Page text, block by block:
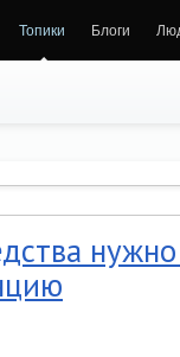
Топики Блоги